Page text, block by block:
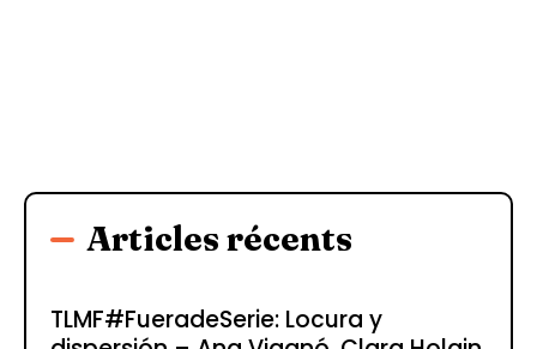
Articles récents
TLMF#FueradeSerie: Locura y